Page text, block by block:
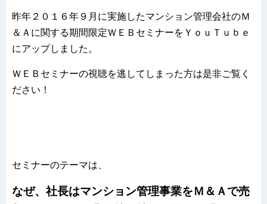
昨年２０１６年９月に実施したマンション管理会社のＭ
＆Ａに関する期間限定ＷＥＢセミナーをＹｏｕＴｕｂｅ
にアップしました。
ＷＥＢセミナーの視聴を逃してしまった方は是非ご覧く
ださい！
セミナーのテーマは、
なぜ、社長はマンション管理事業をＭ＆Ａで売